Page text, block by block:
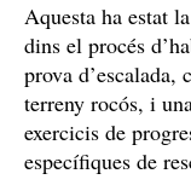
Aquesta ha estat
dins el procés
prova d’escalada,
terreny rocós, i
exercicis de
específiques de